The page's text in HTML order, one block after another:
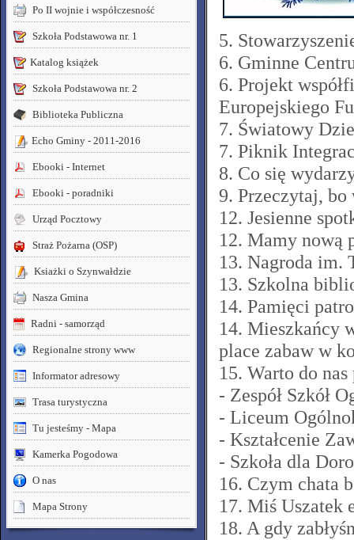
Po II wojnie i współczesność
Szkoła Podstawowa nr. 1
Katalog książek
Szkoła Podstawowa nr. 2
Biblioteka Publiczna
Echo Gminy - 2011-2016
Ebooki - Internet
Ebooki - poradniki
Urząd Pocztowy
Straż Pożarna (OSP)
Ksiażki o Szynwałdzie
Nasza Gmina
Radni - samorząd
Regionalne strony www
Informator adresowy
Trasa turystyczna
Tu jesteśmy - Mapa
Kamerka Pogodowa
O nas
Mapa Strony
5.
6. Gminne
6. Projekt
Europejskiego
7. Światowy
7. Piknik
8. Co się
9. Przeczytaj, bo
12. Jesienne
12. Mamy nową
13. Nagroda im.
13. Szkolna
14. Pamięci
14. Mieszkańcy
place zabaw w
15. Warto do
- Zespół Szkół
- Liceum
- Kształcenie
- Szkoła dla
16. Czym chata
17. Miś Uszatek
18. A gdy